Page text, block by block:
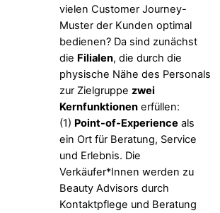
vielen Customer Journey-
Muster der Kunden optimal
bedienen? Da sind zunächst
die Filialen, die durch die
physische Nähe des Personals
zur Zielgruppe zwei
Kernfunktionen erfüllen:
(1) Point-of-Experience als
ein Ort für Beratung, Service
und Erlebnis. Die
Verkäufer*Innen werden zu
Beauty Advisors durch
Kontaktpflege und Beratung